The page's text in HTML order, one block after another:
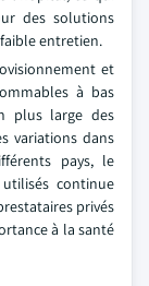
des solutions
entretien.
et
à bas
plus large des
variations dans
pays, le
continue
privés
à la santé